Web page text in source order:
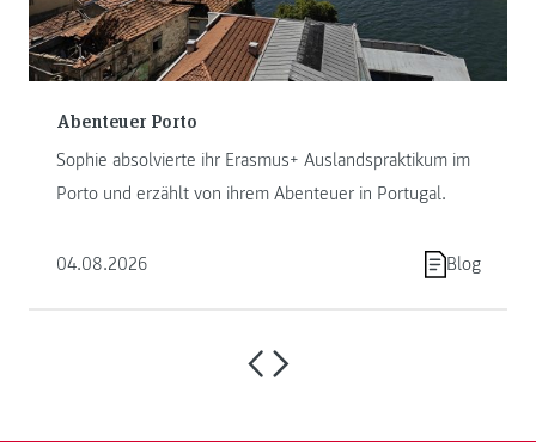
Abenteuer Porto
Sophie absolvierte ihr Erasmus+ Auslandspraktikum im
Porto und erzählt von ihrem Abenteuer in Portugal.
04.08.2026 Blog